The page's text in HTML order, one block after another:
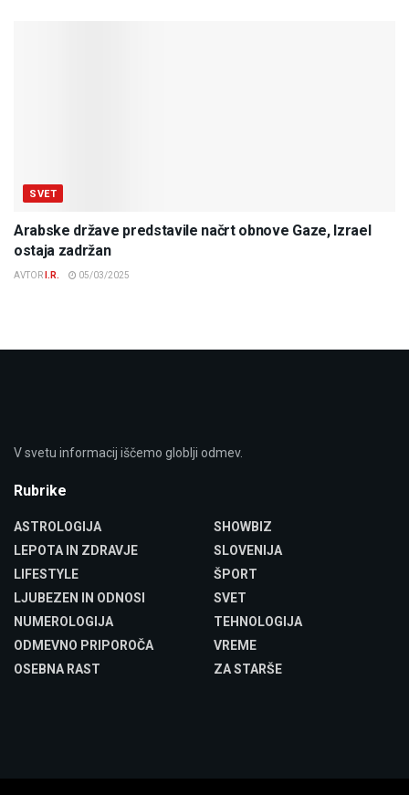
SVET
Arabske države predstavile načrt obnove Gaze, Izrael
ostaja zadržan
AVTOR I.R. 05/03/2025
V svetu informacij iščemo globlji odmev.
Rubrike
ASTROLOGIJA
LEPOTA IN ZDRAVJE
LIFESTYLE
LJUBEZEN IN ODNOSI
NUMEROLOGIJA
ODMEVNO PRIPOROČA
OSEBNA RAST
SHOWBIZ
SLOVENIJA
ŠPORT
SVET
TEHNOLOGIJA
VREME
ZA STARŠE